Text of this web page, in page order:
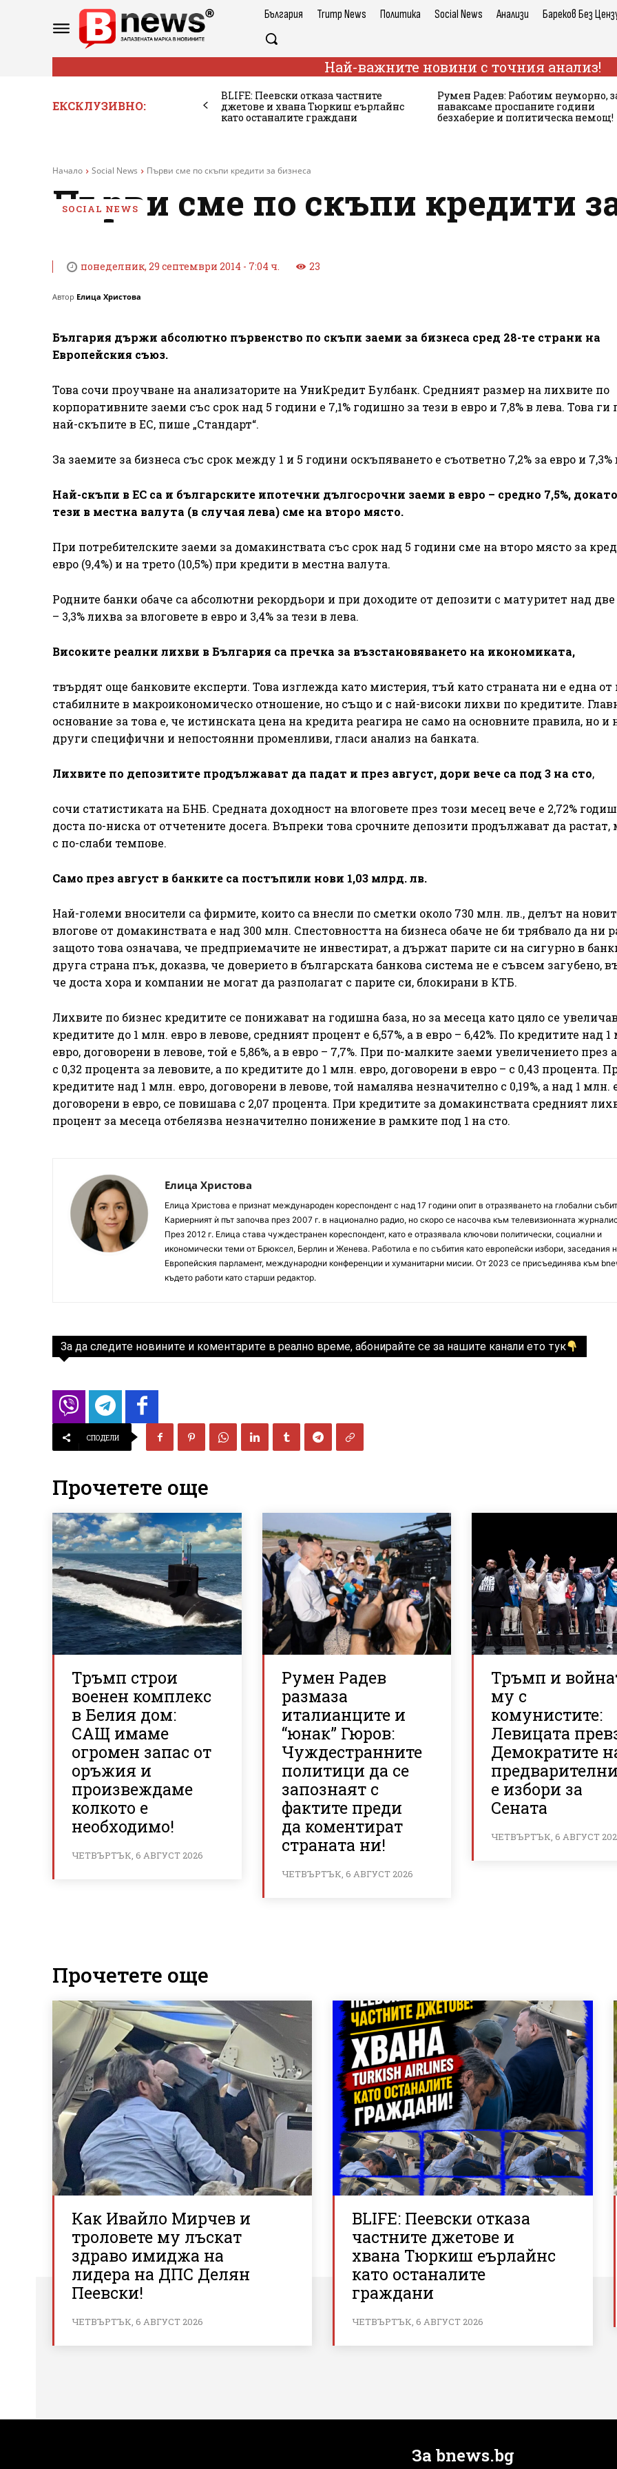
България Trump News Политика Social News Анализи Бареков Без
Най-важните новини с точния анализ!
ЕКСКЛУЗИВНО:
BLIFE: Пеевски отказа частните
джетове и хвана Тюркиш еърлайнс
като останалите граждани
Румен Радев: Работим неуморно,
наваксаме проспаните години
безхаберие и политическа немощ!
Начало Social News Първи сме по скъпи кредити за бизнеса
Първи сме по скъпи кредити
SOCIAL NEWS
понеделник, 29 септември 2014 - 7:04 ч. 23
Автор Елица Христова
България държи абсолютно първенство по скъпи заеми за бизнеса сред 28-те страни на
Европейския съюз.
Това сочи проучване на анализаторите на УниКредит Булбанк. Средният размер на лихвите по
корпоративните заеми със срок над 5 години е 7,1% годишно за тези в евро и 7,8% в лева. Това ги
най-скъпите в ЕС, пише „Стандарт“.
За заемите за бизнеса със срок между 1 и 5 години оскъпяването е съответно 7,2% за евро и 7,3%
Най-скъпи в ЕС са и българските ипотечни дългосрочни заеми в евро – средно 7,5%,
тези в местна валута (в случая лева) сме на второ място.
При потребителските заеми за домакинствата със срок над 5 години сме на второ място за
евро (9,4%) и на трето (10,5%) при кредити в местна валута.
Родните банки обаче са абсолютни рекордьори и при доходите от депозити с матуритет над
– 3,3% лихва за влоговете в евро и 3,4% за тези в лева.
Високите реални лихви в България са пречка за възстановяването на икономиката,
твърдят още банковите експерти. Това изглежда като мистерия, тъй като страната ни е една от
стабилните в макроикономическо отношение, но също и с най-високи лихви по кредитите.
основание за това е, че истинската цена на кредита реагира не само на основните правила, но и
други специфични и непостоянни променливи, гласи анализ на банката.
Лихвите по депозитите продължават да падат и през август, дори вече са под 3 на сто,
сочи статистиката на БНБ. Средната доходност на влоговете през този месец вече е 2,72%
доста по-ниска от отчетените досега. Въпреки това срочните депозити продължават да растат,
с по-слаби темпове.
Само през август в банките са постъпили нови 1,03 млрд. лв.
Най-големи вносители са фирмите, които са внесли по сметки около 730 млн. лв., делът на
влогове от домакинствата е над 300 млн. Спестовността на бизнеса обаче не би трябвало да ни
защото това означава, че предприемачите не инвестират, а държат парите си на сигурно в
друга страна пък, доказва, че доверието в българската банкова система не е съвсем загубено,
че доста хора и компании не могат да разполагат с парите си, блокирани в КТБ.
Лихвите по бизнес кредитите се понижават на годишна база, но за месеца като цяло се
кредитите до 1 млн. евро в левове, средният процент е 6,57%, а в евро – 6,42%. По кредитите над 1
евро, договорени в левове, той е 5,86%, а в евро – 7,7%. При по-малките заеми увеличението през
с 0,32 процента за левовите, а по кредитите до 1 млн. евро, договорени в евро – с 0,43 процента.
кредитите над 1 млн. евро, договорени в левове, той намалява незначително с 0,19%, а над 1 млн.
договорени в евро, се повишава с 2,07 процента. При кредитите за домакинствата средният
процент за месеца отбелязва незначително понижение в рамките под 1 на сто.
Елица Христова
Елица Христова е признат международен кореспондент с над 17 години опит в отразяването на глобални
Кариерният ѝ път започва през 2007 г. в национално радио, но скоро се насочва към телевизионната
През 2012 г. Елица става чуждестранен кореспондент, като е отразявала ключови политически, социални и
икономически теми от Брюксел, Берлин и Женева. Работила е по събития като европейски избори, заседания
Европейския парламент, международни конференции и хуманитарни мисии. От 2023 се присъединява към
където работи като старши редактор.
За да следите новините и коментарите в реално време, абонирайте се за нашите канали ето тук
СПОДЕЛИ
Прочетете още
Тръмп строи
военен комплекс
в Белия дом:
САЩ имаме
огромен запас от
оръжия и
произвеждаме
колкото е
необходимо!
ЧЕТВЪРТЪК, 6 АВГУСТ 2026
Румен Радев
размаза
италианците и
“юнак” Гюров:
Чуждестранните
политици да се
запознаят с
фактите преди
да коментират
страната ни!
ЧЕТВЪРТЪК, 6 АВГУСТ 2026
Тръмп и
му с
комунистите:
Левицата
Демократите
е избори за
Сената
ЧЕТВЪРТЪК, 6 АВГУСТ
Прочетете още
Как Ивайло Мирчев и
троловете му лъскат
здраво имиджа на
лидера на ДПС Делян
Пеевски!
ЧЕТВЪРТЪК, 6 АВГУСТ 2026
BLIFE: Пеевски отказа
частните джетове и
хвана Тюркиш еърлайнс
като останалите
граждани
ЧЕТВЪРТЪК, 6 АВГУСТ 2026
За bnews.bg